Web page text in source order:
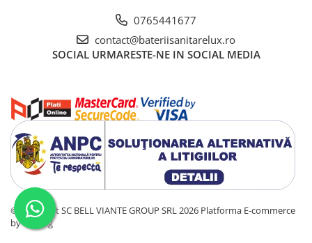
0765441677
contact@bateriisanitarelux.ro
SOCIAL URMARESTE-NE IN SOCIAL MEDIA
©Copyright SC BELL VIANTE GROUP SRL 2026 Platforma E-commerce
by Gomag